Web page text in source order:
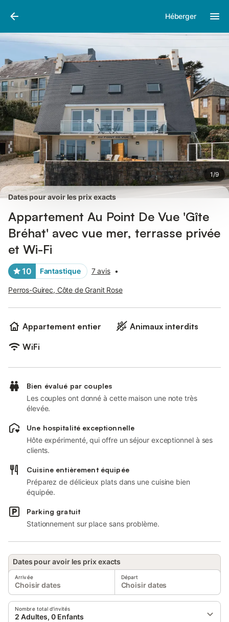
Héberger
1/9
Photos
Dates pour avoir les prix exacts
Appartement Au Point De Vue 'Gîte
Bréhat' avec vue mer, terrasse privée
et Wi-Fi
10 Fantastique 7 avis •
Perros-Guirec, Côte de Granit Rose
Appartement entier
Animaux interdits
WiFi
Bien évalué par couples
Les couples ont donné à cette maison une note très
élevée.
Une hospitalité exceptionnelle
Hôte expérimenté, qui offre un séjour exceptionnel à ses
clients.
Cuisine entièrement équipée
Préparez de délicieux plats dans une cuisine bien
équipée.
Parking gratuit
Stationnement sur place sans problème.
Dates pour avoir les prix exacts
Arrivée
Choisir dates
Départ
Choisir dates
Nombre total d'invités
2 Adultes, 0 Enfants